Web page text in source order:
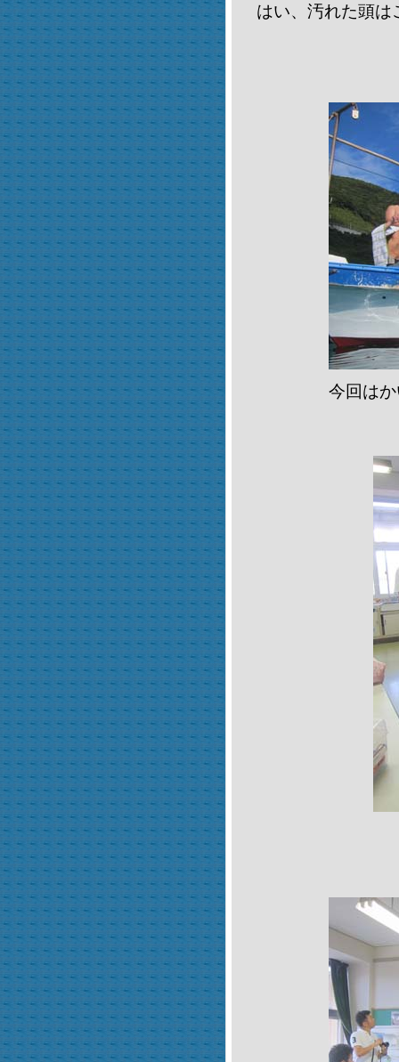
はい、汚れた頭は
今回は